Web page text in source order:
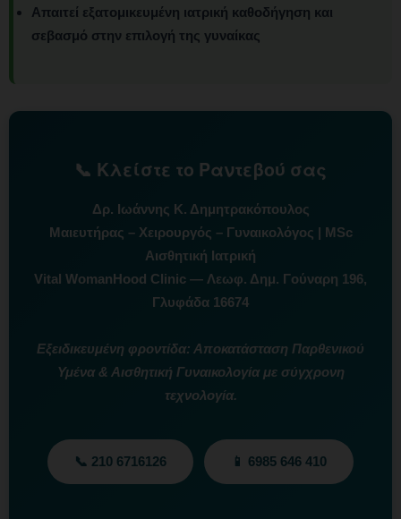
Απαιτεί εξατομικευμένη ιατρική καθοδήγηση και
σεβασμό στην επιλογή της γυναίκας
📞 Κλείστε το Ραντεβού σας
Δρ. Ιωάννης Κ. Δημητρακόπουλος
Μαιευτήρας – Χειρουργός – Γυναικολόγος | MSc
Αισθητική Ιατρική
Vital WomanHood Clinic — Λεωφ. Δημ. Γούναρη 196,
Γλυφάδα 16674
Εξειδικευμένη φροντίδα: Αποκατάσταση Παρθενικού
Υμένα & Αισθητική Γυναικολογία με σύγχρονη
τεχνολογία.
📞 210 6716126 📱 6985 646 410